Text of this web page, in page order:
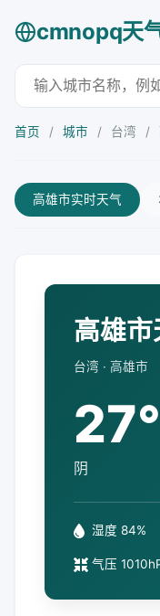
cmnopq天
首页 / 城市 / 台湾 /
高雄市实时天气
高雄
台湾 · 高雄市
27°
阴
湿度 84%
气压